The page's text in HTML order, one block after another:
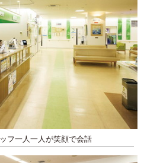
フ一人一人が笑顔で会話